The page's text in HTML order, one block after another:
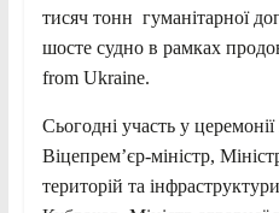
тисяч тонн гуманітарної
шосте судно в рамках
from Ukraine.
Сьогодні участь у
Віцепрем’єр-міністр,
територій та